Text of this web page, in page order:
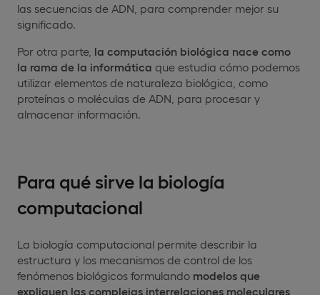
las secuencias de ADN, para comprender mejor su
significado.
Por otra parte, la computación biológica nace como
la rama de la informática que estudia cómo podemos
utilizar elementos de naturaleza biológica, como
proteínas o moléculas de ADN, para procesar y
almacenar información.
Para qué sirve la biología
computacional
La biología computacional permite describir la
estructura y los mecanismos de control de los
fenómenos biológicos formulando modelos que
expliquen las complejas interrelaciones moleculares